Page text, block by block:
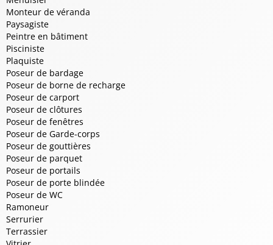
Monteur de véranda
Paysagiste
Peintre en bâtiment
Pisciniste
Plaquiste
Poseur de bardage
Poseur de borne de recharge
Poseur de carport
Poseur de clôtures
Poseur de fenêtres
Poseur de Garde-corps
Poseur de gouttières
Poseur de parquet
Poseur de portails
Poseur de porte blindée
Poseur de WC
Ramoneur
Serrurier
Terrassier